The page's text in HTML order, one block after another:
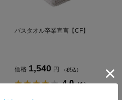
バスタオル卒業宣言【CF】
価格 1,540 円 （税込）
4.0（1）